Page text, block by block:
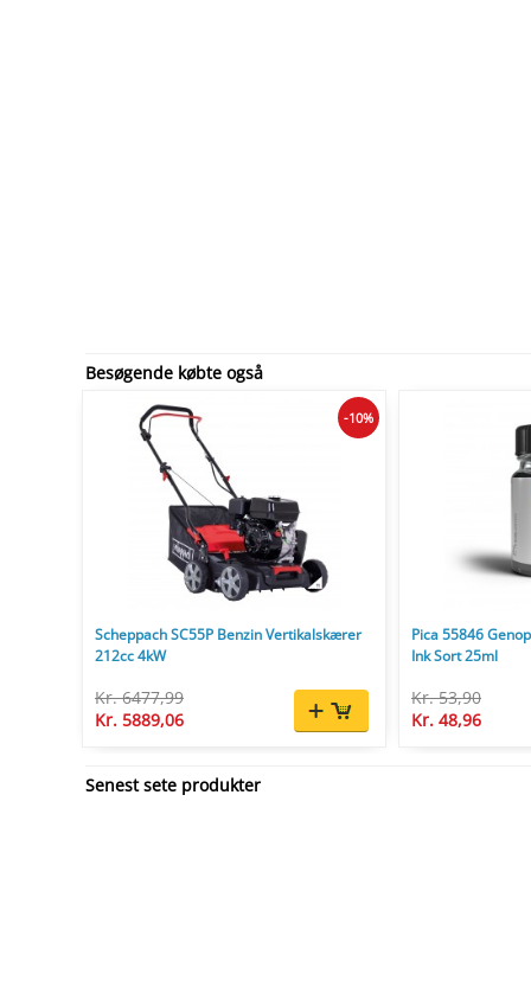
Besøgende købte også
Scheppach SC55P Benzin Vertikalskærer
212cc 4kW
Kr. 6477,99
Kr. 5889,06
-10%
Pica 55846
Ink Sort 25ml
Kr. 53,90
Kr. 48,96
Senest sete produkter